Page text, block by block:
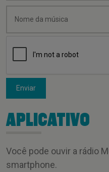
Enviar
APLICATIVO
Você pode ouvir a rádio
smartphone.